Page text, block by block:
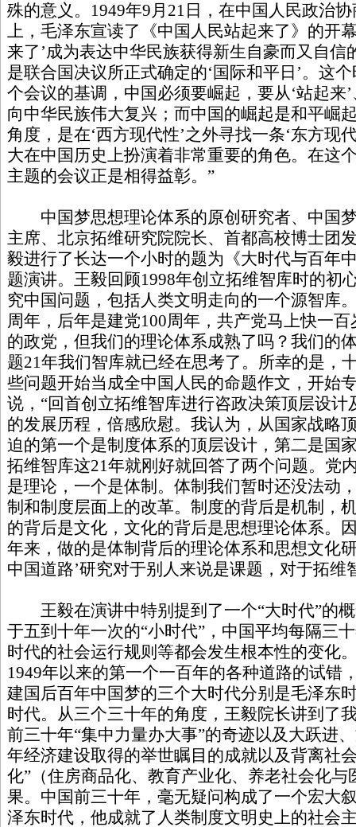
殊的意义。1949年9月21日，在中国人民政治
上，毛泽东宣读了《中国人民站起来了》的开
来了’成为表达中华民族获得新生自豪而又自信
是联合国决议所正式确定的‘国际和平日’。这
个会议的基调，中国必须要崛起，要从‘站起来’
向中华民族伟大复兴；而中国的崛起是和平崛
角度，是在‘西方现代性’之外寻找一条‘东方现
大在中国历史上扮演着非常重要的角色。在这
主题的会议正是相得益彰。”
中国梦思想理论体系的原创研究者、中国
主席、北京拓维研究院院长、首都高校博士团
毅进行了长达一个小时的题为《大时代与百年
题演讲。王毅回顾1998年创立拓维智库时的初
究中国问题，包括人类文明走向的一个源智库
周年，后年是建党100周年，共产党马上快一
的政党，但我们的理论体系成熟了吗？我们
题21年我们智库就已经在思考了。所幸的是，
些问题开始当成全中国人民的命题作文，开始
说，“回首创立拓维智库进行咨政决策顶层设
的发展历程，倍感欣慰。我认为，从国家战略
迫的第一个是制度体系的顶层设计，第二是国
拓维智库这21年就刚好就回答了两个问题。党
是理论，一个是体制。体制我们暂时还没法动
制和制度层面上的改革。制度的背后是机制，
的背后是文化，文化的背后是思想理论体系。
年来，做的是体制背后的理论体系和思想文化
中国道路’研究对于别人来说是课题，对于拓维
王毅在演讲中特别提到了一个“大时代”的概
于五到十年一次的“小时代”，中国平均每隔三
时代的社会运行规则等都会发生根本性的变化
1949年以来的第一个一百年的各种道路的试错
建国后百年中国梦的三个大时代分别是毛泽东
时代。从三个三十年的角度，王毅院长讲到了
前三十年“集中力量办大事”的奇迹以及大跃进
年经济建设取得的举世瞩目的成就以及背离社
化”（住房商品化、教育产业化、养老社会化
果。中国前三十年，毫无疑问构成了一个宏大
泽东时代，他成就了人类制度文明史上的社会